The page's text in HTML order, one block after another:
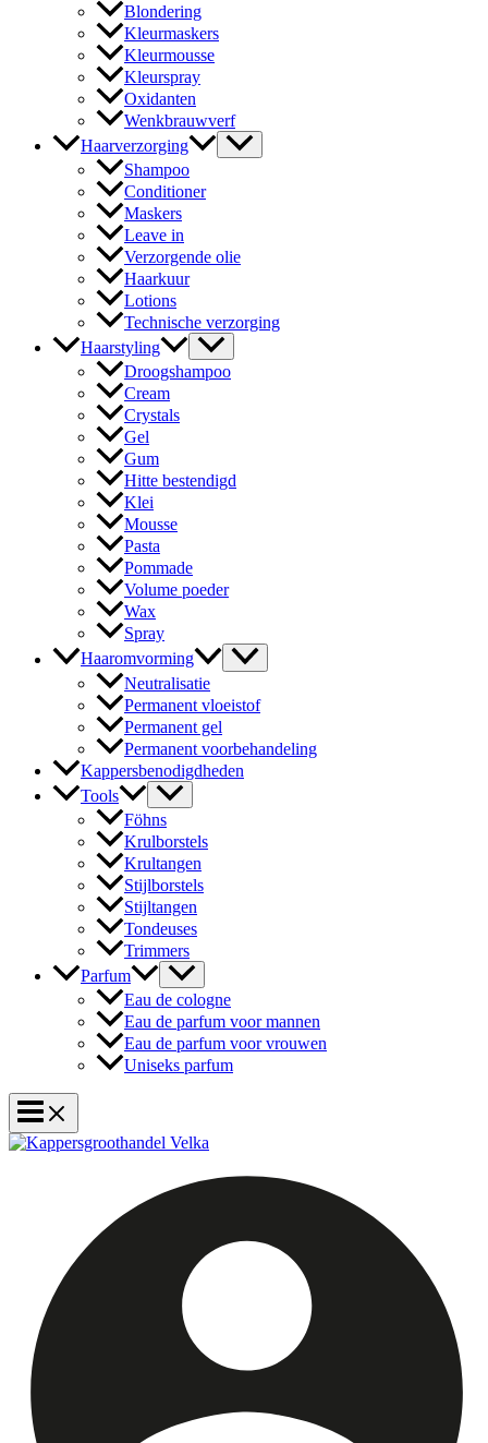
Blondering
Kleurmaskers
Kleurmousse
Kleurspray
Oxidanten
Wenkbrauwverf
Haarverzorging
Shampoo
Conditioner
Maskers
Leave in
Verzorgende olie
Haarkuur
Lotions
Technische verzorging
Haarstyling
Droogshampoo
Cream
Crystals
Gel
Gum
Hitte bestendigd
Klei
Mousse
Pasta
Pommade
Volume poeder
Wax
Spray
Haaromvorming
Neutralisatie
Permanent vloeistof
Permanent gel
Permanent voorbehandeling
Kappersbenodigdheden
Tools
Föhns
Krulborstels
Krultangen
Stijlborstels
Stijltangen
Tondeuses
Trimmers
Parfum
Eau de cologne
Eau de parfum voor mannen
Eau de parfum voor vrouwen
Uniseks parfum